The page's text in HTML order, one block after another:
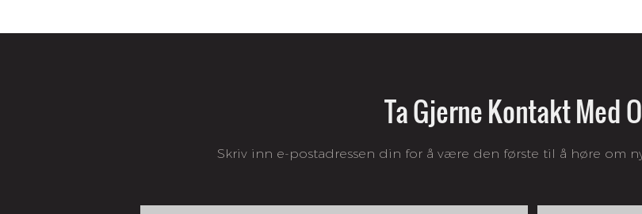
Ta Gjerne Kontakt Med
Skriv inn e-postadressen din for å være den første til å høre om